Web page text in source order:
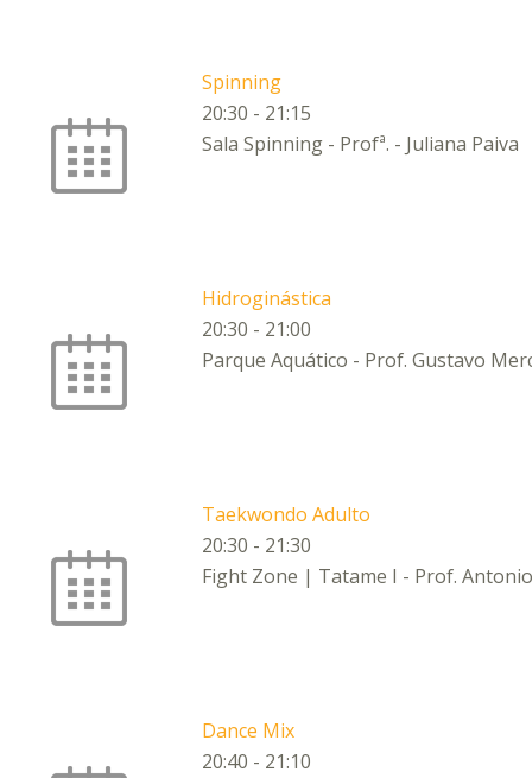
Spinning
20:30 - 21:15
Sala Spinning - Profª. - Juliana Paiva
Hidroginástica
20:30 - 21:00
Parque Aquático - Prof. Gustavo
Taekwondo Adulto
20:30 - 21:30
Fight Zone | Tatame I - Prof.
Dance Mix
20:40 - 21:10